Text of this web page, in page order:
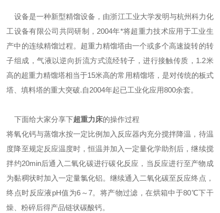
设备是一种新型精馏设备，由浙江工业大学发明与杭州科力化
工设备有限公司共同研制，2004年*将超重力技术应用于工业生
产中的连续精馏过程。超重力精馏塔由一个或多个高速旋转的转
子组成，气液以逆向折流方式流经转子，进行接触传质，1.2米
高的超重力精馏塔相当于15米高的常用精馏塔，是对传统的板式
塔、填料塔的重大突破.自2004年起已工业化应用800余套。
下面给大家分享下超重力床的操作过程
将氧化钙与蒸馏水按一定比例加入反应器内充分搅拌降温，待温
度降至规定反应温度时，恒温并加入一定量化学助剂后，继续搅
拌约20min后通入二氧化碳进行碳化反应，当反应进行至产物成
为黏稠状时加入一定量氯化铝。继续通入二氧化碳至反应终点，
终点时反应液pH值为6～7。将产物过滤，在烘箱中于80℃下干
燥、粉碎后得产品链状碳酸钙。